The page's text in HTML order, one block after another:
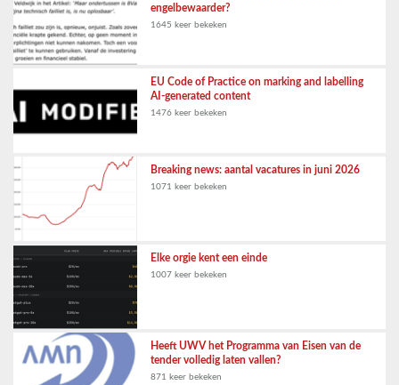
engelbewaarder?
1645 keer bekeken
EU Code of Practice on marking and labelling
AI-generated content
1476 keer bekeken
Breaking news: aantal vacatures in juni 2026
1071 keer bekeken
Elke orgie kent een einde
1007 keer bekeken
Heeft UWV het Programma van Eisen van de
tender volledig laten vallen?
871 keer bekeken